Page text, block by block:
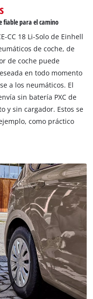
not disclosed to the
needs to setup
to add this content
Consent
Platform
fiable para el camino
CC 18 Li-Solo de Einhell
de coche, de
de coche puede
en todo momento
a los neumáticos. El
sin batería PXC de
y sin cargador. Estos se
como práctico